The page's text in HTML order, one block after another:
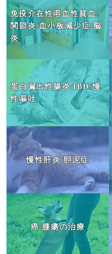
胃腸の病気
腎臓の病気
肝臓の病気
目の病気
がん・腫瘍
よくあるご質問
ブログ
治療例
患者様の声
お問い合わせ
JP
免疫介在性溶血性貧血/
関節炎/血小板減少症/脳
炎
蛋白漏出性腸炎/IBD/慢
性嘔吐
慢性肝炎/胆泥症
癌/腫瘍の治療